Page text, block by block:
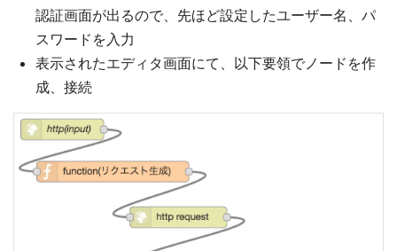
認証画面が出るので、先ほど設定したユーザー名、パ
スワードを入力
表示されたエディタ画面にて、以下要領でノードを作
成、接続